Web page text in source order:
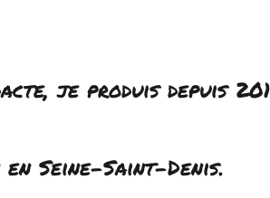
je produis depuis
Seine-Saint-Denis.